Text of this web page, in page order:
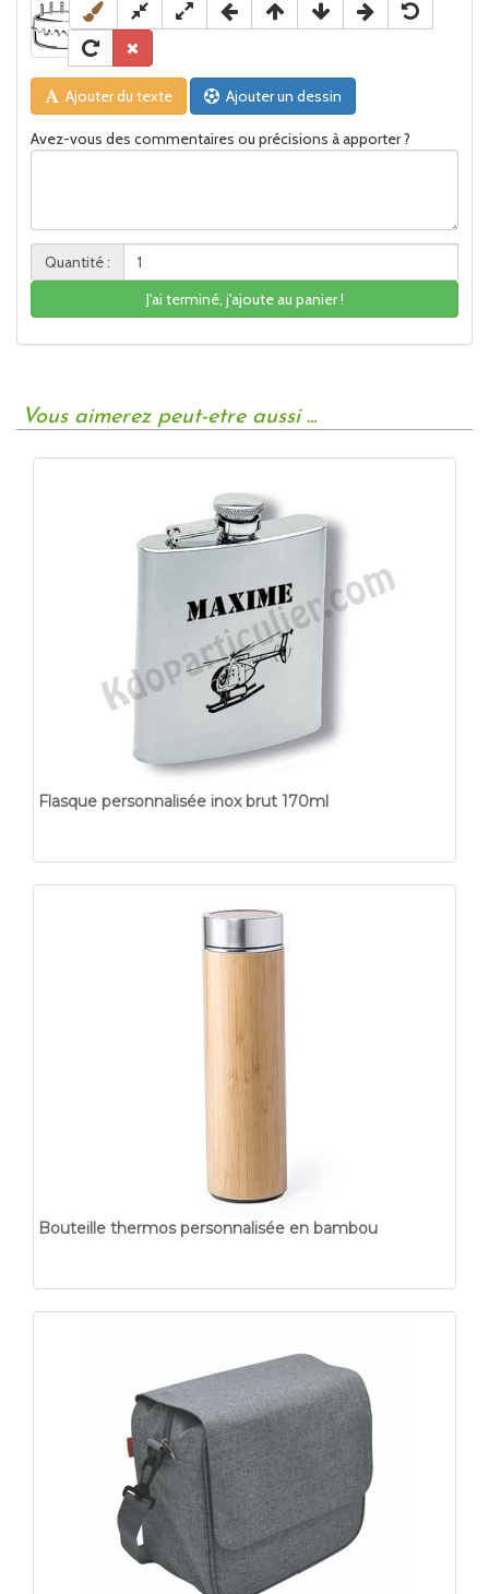
Ajouter du texte Ajouter un dessin
Avez-vous des commentaires ou précisions à apporter ?
Quantité :
J'ai terminé, j'ajoute au panier !
Vous aimerez peut-etre aussi ...
Flasque personnalisée inox brut 170ml
Bouteille thermos personnalisée en bambou